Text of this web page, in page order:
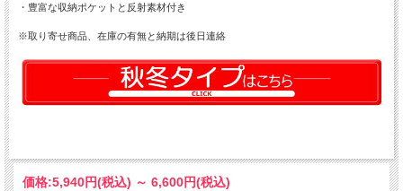
・豊富な収納ポケットと反射素材付き
※取り寄せ商品、在庫の有無と納期は後日連絡
価格:5,940円(税込) ～ 6,600円(税込)